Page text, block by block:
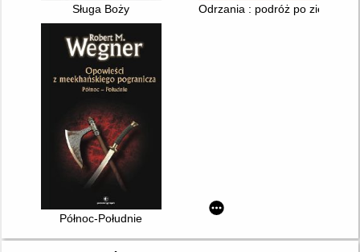
Sługa Boży Odrzania : podróż po ziemiach
Północ-Południe